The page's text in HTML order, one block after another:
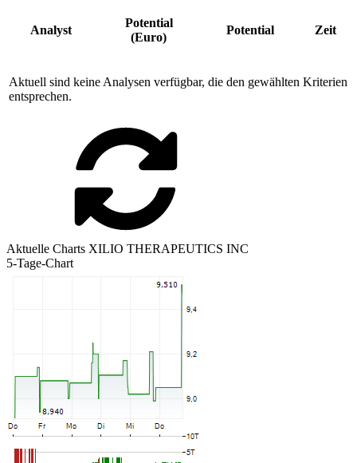
Analyst
Potential
(Euro)
Potential Zeit
Aktuell sind keine Analysen verfügbar, die den gewählten Kriterien
entsprechen.
Aktuelle Charts XILIO THERAPEUTICS INC
5-Tage-Chart